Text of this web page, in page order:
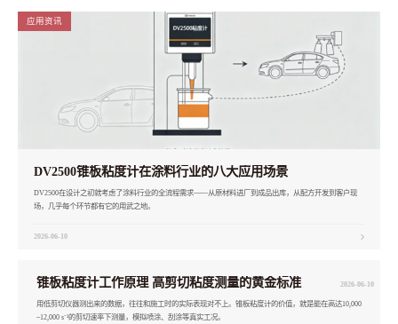
应用资讯
DV2500锥板粘度计在涂料行业的八大应用场景
DV2500在设计之初就考虑了涂料行业的全流程需求——从原材料进厂到成品出库，从配方开发到客户现
场，几乎每个环节都有它的用武之地。
2026-06-10
锥板粘度计工作原理 高剪切粘度测量的黄金标准 2026-06-10
用低剪切仪器测出来的数据，往往和施工时的实际表现对不上。锥板粘度计的价值，就是能在高达10,000
–12,000 s⁻¹的剪切速率下测量，模拟喷涂、刮涂等真实工况。